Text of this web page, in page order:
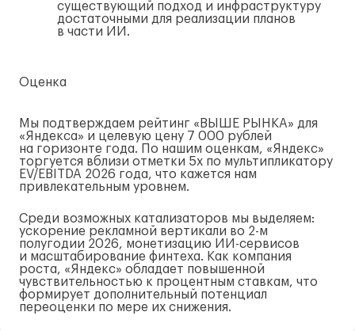
существующий подход и инфраструктуру
достаточными для реализации планов
в части ИИ.
Оценка
Мы подтверждаем рейтинг «ВЫШЕ РЫНКА» для
«Яндекса» и целевую цену 7 000 рублей
на горизонте года. По нашим оценкам, «Яндекс»
торгуется вблизи отметки 5x по мультипликатору
EV/EBITDA 2026 года, что кажется нам
привлекательным уровнем.
Среди возможных катализаторов мы выделяем:
ускорение рекламной вертикали во 2-м
полугодии 2026, монетизацию ИИ-сервисов
и масштабирование финтеха. Как компания
роста, «Яндекс» обладает повышенной
чувствительностью к процентным ставкам, что
формирует дополнительный потенциал
переоценки по мере их снижения.